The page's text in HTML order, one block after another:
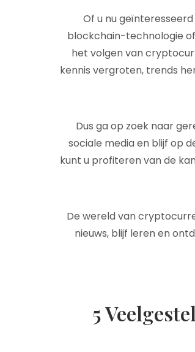
Of u nu
blockchain-technologie
het volgen van
kennis vergroten, trends
Dus ga op zoek naar
sociale media en blijf op
kunt u profiteren van de
De wereld van
nieuws, blijf leren en
5